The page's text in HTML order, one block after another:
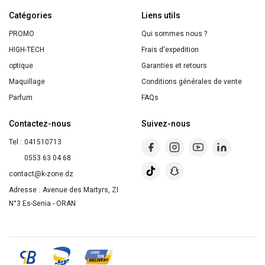
Catégories
PROMO
HIGH-TECH
optique
Maquillage
Parfum
Liens utils
Qui sommes nous ?
Frais d'expedition
Garanties et retours
Conditions générales de vente
FAQs
Contactez-nous
Tel : 041510713
0553 63 04 68
contact@k-zone.dz
Adresse : Avenue des Martyrs, ZI
N°3 Es-Senia - ORAN
Suivez-nous